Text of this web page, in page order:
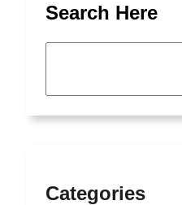
Search Here
Categories